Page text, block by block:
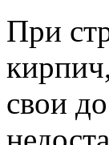
При
свои